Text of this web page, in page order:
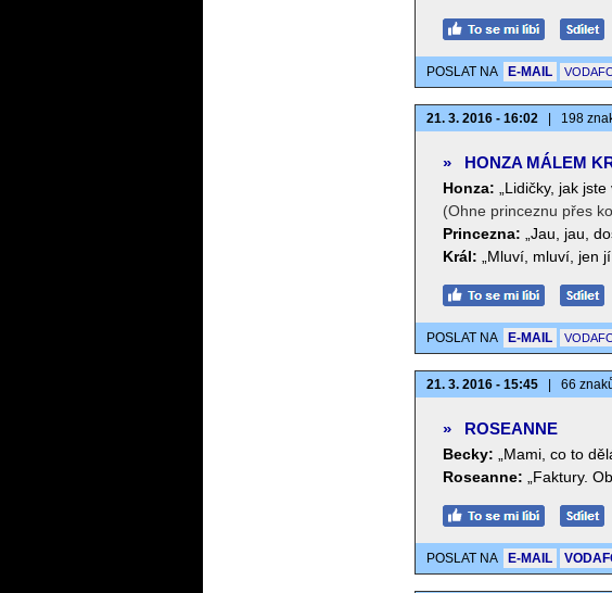
POSLAT NA E-MAIL
21. 3. 2016 - 16:02 198
» HONZA MÁLEM
Honza:
„Lidičky, jak
(Ohne princeznu přes
Princezna:
„Jau, jau,
Král:
„Mluví, mluví, jen
POSLAT NA E-MAIL
21. 3. 2016 - 15:45 66
» ROSEANNE
Becky:
„Mami, co to
Roseanne:
„Faktury.
POSLAT NA E-MAIL